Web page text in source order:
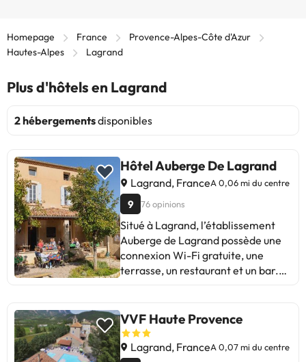
Homepage France
Provence-Alpes-Côte d'Azur
Hautes-Alpes
Lagrand
Plus d'hôtels en Lagrand
2 hébergementsdisponibles
Hôtel Auberge De Lagrand
Lagrand, FranceA 0,06 mi du centre
9 76 opinions
Situé à Lagrand, l’établissement
Auberge de Lagrand possède une
connexion Wi-Fi gratuite, une
terrasse, un restaurant et un bar.
proche (Aéroport de Marseille
Provence) est à 153 km.Les
enterrements de vie de célibataire
VVF Haute Provence
Lagrand, FranceA 0,07 mi du centre